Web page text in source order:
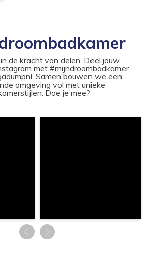
de kracht van delen. Deel jouw
met #mijndroombadkamer
Samen bouwen we een
omgeving vol met unieke
Doe je mee?